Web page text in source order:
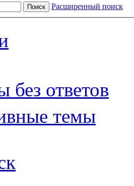
Поиск Расширенный поиск
без ответов
темы